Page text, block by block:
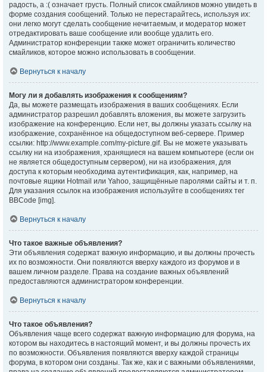
радость, а :( означает грусть. Полный список смайликов можно увидеть в
форме создания сообщений. Только не перестарайтесь, используя их:
они легко могут сделать сообщение нечитаемым, и модератор может
отредактировать ваше сообщение или вообще удалить его.
Администратор конференции также может ограничить количество
смайликов, которое можно использовать в сообщении.
Вернуться к началу
Могу ли я добавлять изображения к сообщениям?
Да, вы можете размещать изображения в ваших сообщениях. Если
администратор разрешил добавлять вложения, вы можете загрузить
изображение на конференцию. Если нет, вы должны указать ссылку на
изображение, сохранённое на общедоступном веб-сервере. Пример
ссылки: http://www.example.com/my-picture.gif. Вы не можете указывать
ссылку ни на изображения, хранящиеся на вашем компьютере (если он
не является общедоступным сервером), ни на изображения, для
доступа к которым необходима аутентификация, как, например, на
почтовые ящики Hotmail или Yahoo, защищённые паролями сайты и т. п.
Для указания ссылок на изображения используйте в сообщениях тег
BBCode [img].
Вернуться к началу
Что такое важные объявления?
Эти объявления содержат важную информацию, и вы должны прочесть
их по возможности. Они появляются вверху каждого из форумов и в
вашем личном разделе. Права на создание важных объявлений
предоставляются администратором конференции.
Вернуться к началу
Что такое объявления?
Объявления чаще всего содержат важную информацию для форума, на
котором вы находитесь в настоящий момент, и вы должны прочесть их
по возможности. Объявления появляются вверху каждой страницы
форума, в котором они созданы. Так же, как и с важными объявлениями,